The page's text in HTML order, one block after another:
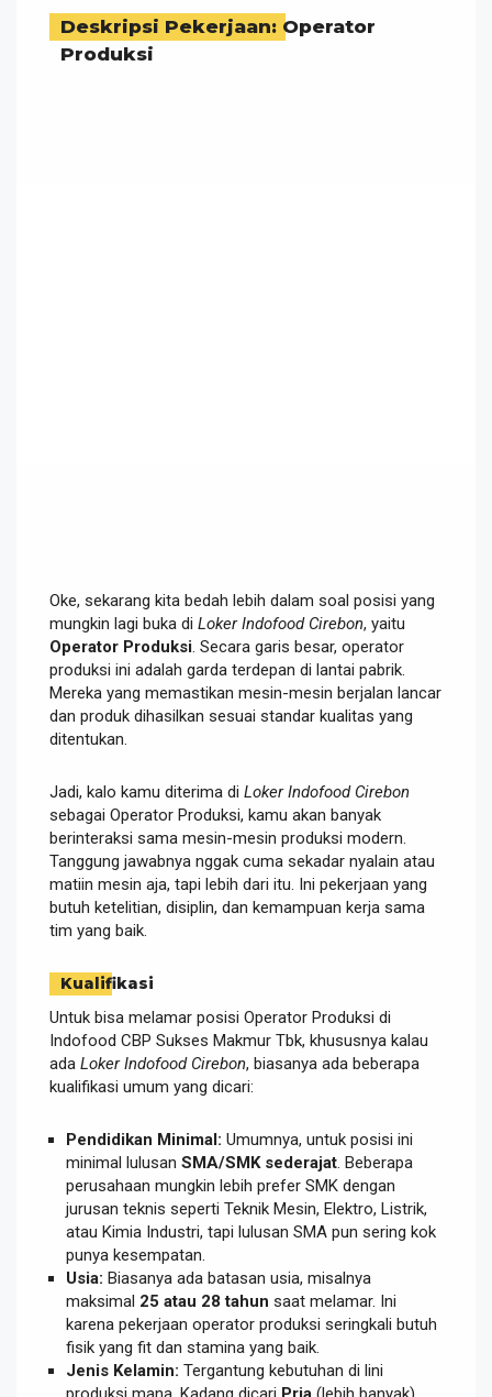
Deskripsi Pekerjaan: Operator
Produksi
Oke, sekarang kita bedah lebih dalam soal posisi yang
mungkin lagi buka di Loker Indofood Cirebon, yaitu
Operator Produksi . Secara garis besar, operator
produksi ini adalah garda terdepan di lantai pabrik.
Mereka yang memastikan mesin-mesin berjalan lancar
dan produk dihasilkan sesuai standar kualitas yang
ditentukan.
Jadi, kalo kamu diterima di Loker Indofood Cirebon
sebagai Operator Produksi, kamu akan banyak
berinteraksi sama mesin-mesin produksi modern.
Tanggung jawabnya nggak cuma sekadar nyalain atau
matiin mesin aja, tapi lebih dari itu. Ini pekerjaan yang
butuh ketelitian, disiplin, dan kemampuan kerja sama
tim yang baik.
Kualifikasi
Untuk bisa melamar posisi Operator Produksi di
Indofood CBP Sukses Makmur Tbk, khususnya kalau
ada Loker Indofood Cirebon, biasanya ada beberapa
kualifikasi umum yang dicari:
Pendidikan Minimal: Umumnya, untuk posisi ini
minimal lulusan SMA/SMK sederajat . Beberapa
perusahaan mungkin lebih prefer SMK dengan
jurusan teknis seperti Teknik Mesin, Elektro, Listrik,
atau Kimia Industri, tapi lulusan SMA pun sering kok
punya kesempatan.
Usia: Biasanya ada batasan usia, misalnya
maksimal 25 atau 28 tahun saat melamar. Ini
karena pekerjaan operator produksi seringkali butuh
fisik yang fit dan stamina yang baik.
Jenis Kelamin: Tergantung kebutuhan di lini